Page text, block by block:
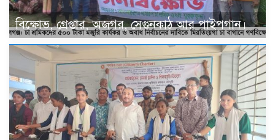
বিক্ষোভ, গ্রেপ্তার, অজগর, সেগুনকাঠ আর পাইপগান।